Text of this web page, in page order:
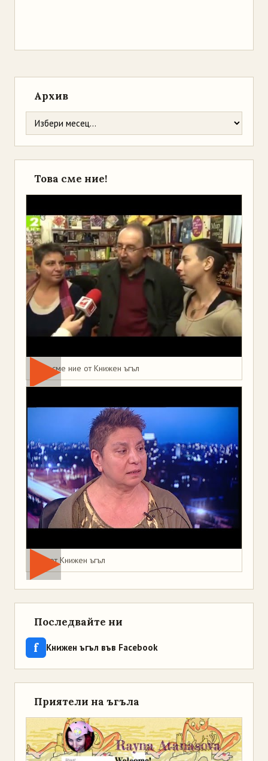
Архив
Това сме ние!
Това сме ние от Книжен ъгъл
Мая от Книжен ъгъл
Последвайте ни
f Книжен ъгъл във Facebook
Приятели на ъгъла